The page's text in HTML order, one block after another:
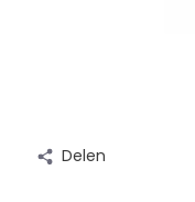
Delen